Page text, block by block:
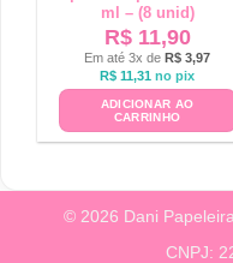
ml – (8 unid)
R$11,90
Em até 3x de R$ 3,97
R$ 11,31 no pix
ADICIONAR AO
CARRINHO
© 2026 Dani
CNPJ: